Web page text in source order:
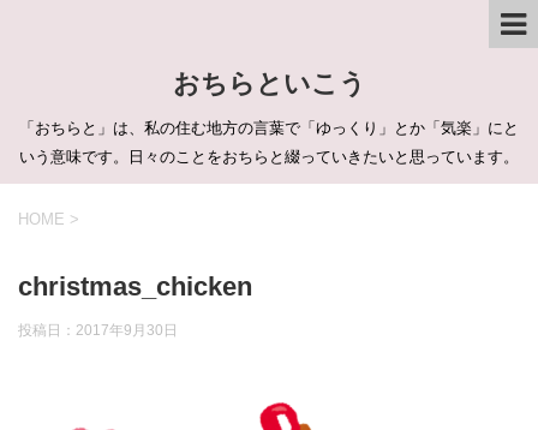
おちらといこう
「おちらと」は、私の住む地方の言葉で「ゆっくり」とか「気楽」にと
いう意味です。日々のことをおちらと綴っていきたいと思っています。
HOME >
christmas_chicken
投稿日： 2017年9月30日